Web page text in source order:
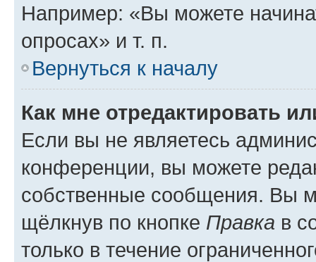
Например: «Вы можете
опросах» и т. п.
Вернуться к началу
Как мне отредактировать
Если вы не являетесь
конференции, вы можете
собственные сообщения. Вы
щёлкнув по кнопке Правка в
только в течение